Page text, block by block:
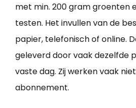
met min. 200 gram groenten
testen. Het invullen van de
papier, telefonisch of online.
geleverd door vaak dezelfde
vaste dag. Zij werken vaak
abonnement.